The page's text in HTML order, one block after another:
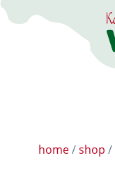
home/shop /